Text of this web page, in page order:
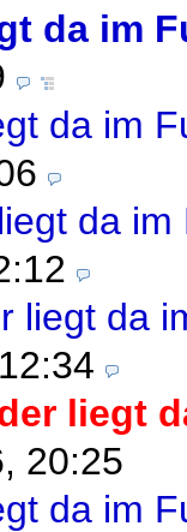
da im
da im
da
liegt da
liegt
20:25
da im